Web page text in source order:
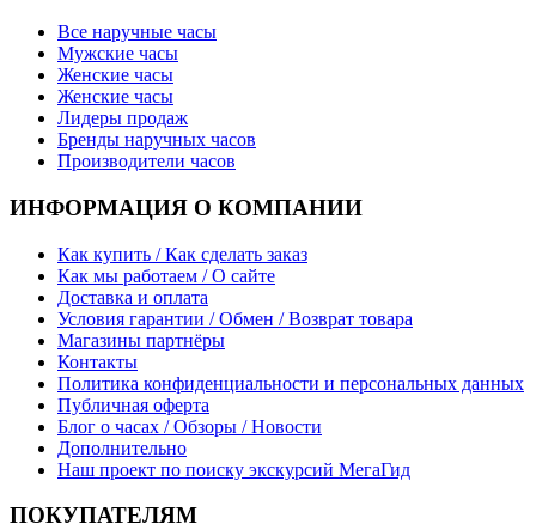
Все наручные часы
Мужские часы
Женские часы
Женские часы
Лидеры продаж
Бренды наручных часов
Производители часов
ИНФОРМАЦИЯ О КОМПАНИИ
Как купить / Как сделать заказ
Как мы работаем / О сайте
Доставка и оплата
Условия гарантии / Обмен / Возврат товара
Магазины партнёры
Контакты
Политика конфиденциальности и персональных данных
Публичная оферта
Блог о часах / Обзоры / Новости
Дополнительно
Наш проект по поиску экскурсий МегаГид
ПОКУПАТЕЛЯМ